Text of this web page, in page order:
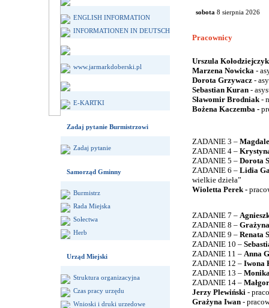
ENGLISH INFORMATION
INFORMATIONEN IN DEUTSCH
www.jarmarkdoberski.pl
E-KARTKI
Zadaj pytanie Burmistrzowi
Zadaj pytanie
Samorząd Gminny
Burmistrz
Rada Miejska
Sołectwa
Herb
Urząd Miejski
Struktura organizacyjna
Czas pracy urzędu
Wnioski i druki urzedowe
sobota 8 sierpnia 2026
Pracownicy
Urszula
Marzena Nowicka -
Dorota Grzywacz-
Sebastian Kuran -
Sławomir Brodniak-
Bożena Kaczemba -
ZADANIE 3 –
ZADANIE 4 –
ZADANIE 5 – Dorota
ZADANIE 6 – Lidia
wielkie dzieła”
Wioletta Perek -
ZADANIE 7 –
ZADANIE 8 –
ZADANIE 9 – Renata
ZADANIE 10 –
ZADANIE 11 – Anna
ZADANIE 12 – Iwona
ZADANIE 13 –
ZADANIE 14 –
Jerzy Plewiński -
Grażyna Iwan -